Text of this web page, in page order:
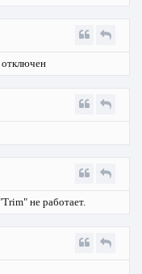
отключен
не работает.